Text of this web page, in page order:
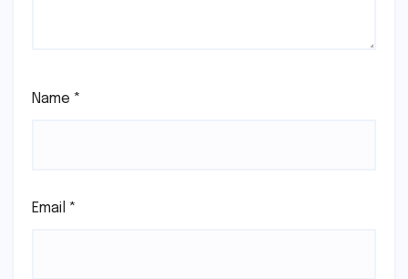
Name *
Email *